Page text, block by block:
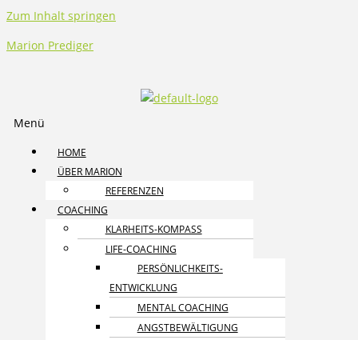
Zum Inhalt springen
Marion Prediger
Menü
HOME
ÜBER MARION
REFERENZEN
COACHING
KLARHEITS-KOMPASS
LIFE-COACHING
PERSÖNLICHKEITS­
ENTWICKLUNG
MENTAL COACHING
ANGST­BEWÄLTIGUNG